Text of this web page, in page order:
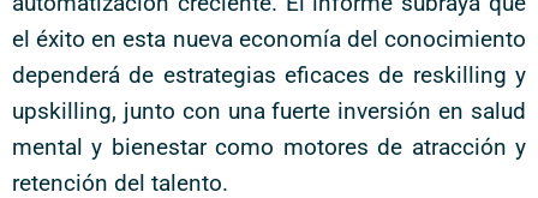
el éxito en esta nueva economía del conocimiento
dependerá de estrategias eficaces de reskilling y
upskilling, junto con una fuerte inversión en salud
mental y bienestar como motores de atracción y
retención del talento.